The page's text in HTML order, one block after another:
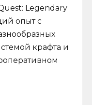
Legendary
опыт с
крафта и